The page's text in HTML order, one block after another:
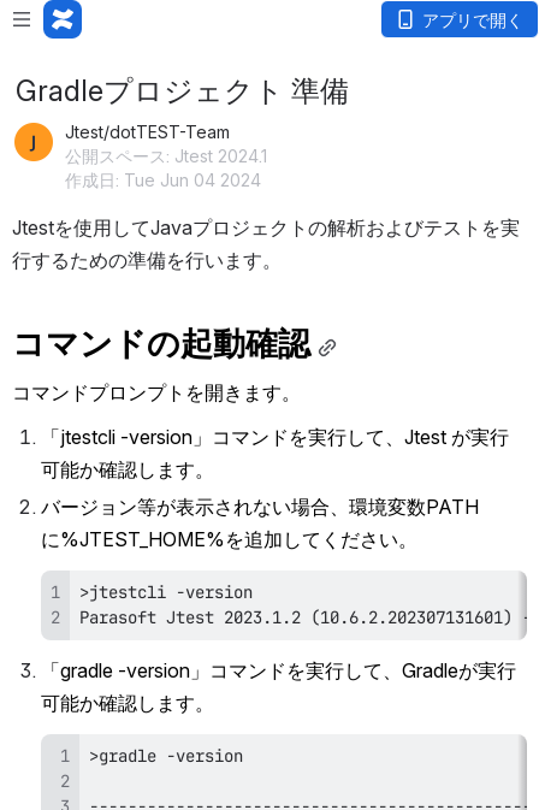
アプリで開く
Gradleプロジェクト 準備
Jtest/dotTEST-Team
公開スペース: Jtest 2024.1
作成日: Tue Jun 04 2024
Jtestを使用してJavaプロジェクトの解析およびテストを実
行するための準備を行います。
コマンドの起動確認
コマンドプロンプトを開きます。
「jtestcli -version」コマンドを実行して、Jtest が実行
可能か確認します。
バージョン等が表示されない場合、環境変数PATH
に%JTEST_HOME%を追加してください。
Parasoft Jtest 2023.1.2 (10.6.2.202307131601)
「gradle -version」コマンドを実行して、Gradleが実行
可能か確認します。